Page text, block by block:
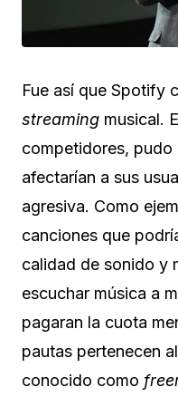
Fue así que Spotify
streaming musical.
competidores, pudo
afectarían a sus
agresiva. Como
canciones que
calidad de sonido y
escuchar música a
pagaran la cuota
pautas pertenecen
conocido como